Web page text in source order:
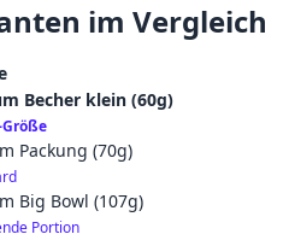
im Vergleich
Becher klein (60g)
Packung (70g)
Big Bowl (107g)
Portion